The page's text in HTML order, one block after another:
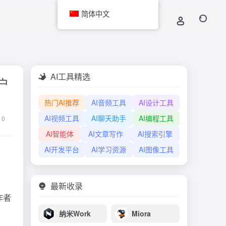
0
者
AI工具精选
热门AI推荐 AI音频工具
AI设计工具
AI视频工具
AI聊天助手
AI编程工具
AI智能体
AI文章写作
AI搜索引擎
AI开发平台
AI学习资源 AI图像工具
最新收录
纳米Work Miora
简体中文